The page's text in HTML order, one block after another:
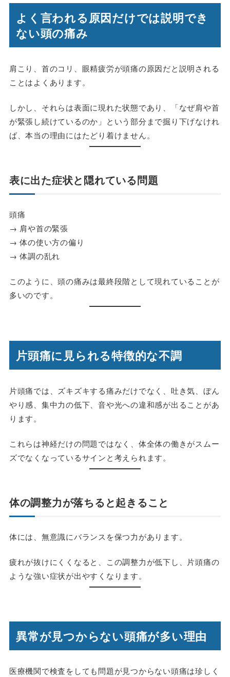
よく言われる原因だけでは説明でき
ない頭の痛み
肩こり、首のコリ、眼精疲労が頭痛の原因だと説明される
ことはよくあります。
しかし、それらは表面に現れた状態であり、「なぜ肩や首
が緊張し続けているのか」という部分まで掘り下げなけれ
ば、本当の理由にはたどり着けません。
表に出た症状と隠れている問題
頭痛
→ 肩や首の緊張
→ 体の使い方の偏り
→ 体調の乱れ
このように、頭の痛みは最終段階として現れていることが
多いのです。
片頭痛に見られる特徴的な不調
片頭痛では、ズキズキする痛みだけでなく、吐き気、ぼん
やり感、集中力の低下、音や光への違和感が出ることがあ
ります。
これらは神経だけの問題ではなく、体全体の働きがスムー
ズでなくなっているサインと考えられます。
体の調整力が落ちると起きること
体には、無意識にバランスを保つ力があります。
疲れが抜けにくくなると、この調整力が低下し、片頭痛の
ような強い症状が出やすくなります。
異常が見つからない頭痛が多い理由
医療機関で検査をしても問題が見つからない頭痛は珍しく